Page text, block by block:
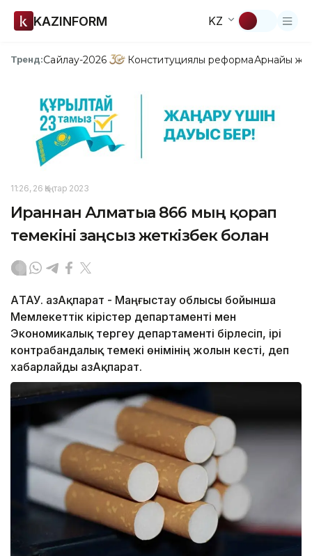
KAZINFORM KZ
Тренд:Сайлау-2026 Конституциялық реформаАрнайы
11:26, 26 Қаңтар 2023
Ираннан Алматыға 866 мың қорап
темекіні заңсыз жеткізбек болған
АҚТАУ. ҚазАқпарат - Маңғыстау облысы бойынша
Мемлекеттік кірістер департаменті мен
Экономикалық тергеу департаменті бірлесіп, ірі
контрабандалық темекі өнімінің жолын кесті, деп
хабарлайды ҚазАқпарат.